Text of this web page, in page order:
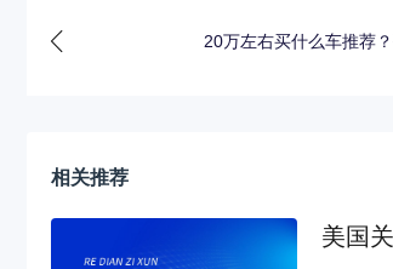
20万左右买什么车推荐
相关推荐
美国